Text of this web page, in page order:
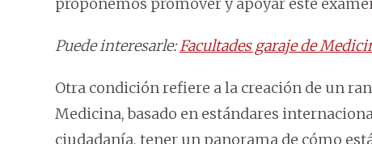
proponemos promover y apoyar este
Puede interesarle:Facultades garaje de
Otra condición refiere a la creación de un
Medicina, basado en estándares
ciudadanía, tener un panorama de cómo